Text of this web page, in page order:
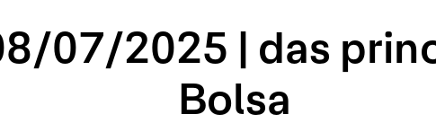
07/2025 | das
Bolsa